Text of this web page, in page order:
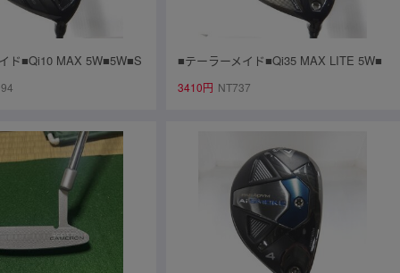
ド■Qi10 MAX 5W■5W■S
TM50(Qi10 FW)■中古■
■テーラーメイド■Qi35 MAX LITE 5W■
5W■R■AIR SPEEDER TM(Qi35 FW)■
3410円 NT737